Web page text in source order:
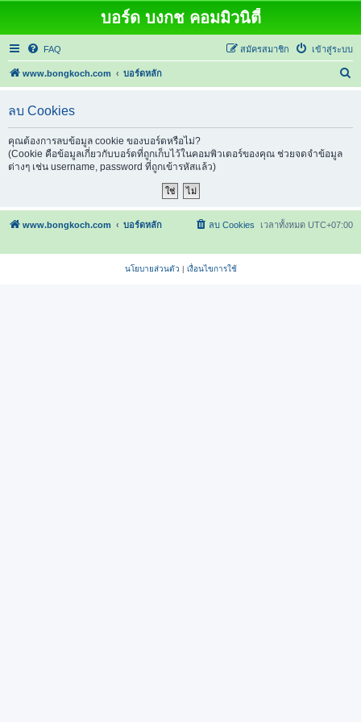
บอร์ด บงกช คอมมิวนิตี้
FAQ เข้าสู่ระบบ
สมัครสมาชิก
www.bongkoch.com บอร์ดหลัก
า
ลบ Cookies
คุณต้องการลบข้อมูล cookie ของบอร์ดหรือไม่?
(Cookie คือข้อมูลเกี่ยวกับบอร์ดที่ถูกเก็บไว้ในคอมพิวเตอร์ของคุณ ช่วยจดจำข้อมูล
ต่างๆ เช่น username, password ที่ถูกเข้ารหัสแล้ว)
www.bongkoch.com บอร์ดหลัก เวลาทั้งหมด UTC+07:00
ลบ Cookies
นโยบายส่วนตัว | เงื่อนไขการใช้